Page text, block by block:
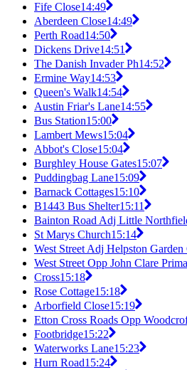
Fife Close14:49
Aberdeen Close14:49
Perth Road14:50
Dickens Drive14:51
The Danish Invader Ph14:52
Ermine Way14:53
Queen's Walk14:54
Austin Friar's Lane14:55
Bus Station15:00
Lambert Mews15:04
Abbot's Close15:04
Burghley House Gates15:07
Puddingbag Lane15:09
Barnack Cottages15:10
B1443 Bus Shelter15:11
Bainton Road Adj Little
St Marys Church15:14
West Street Adj Helpston Garden
West Street Opp John Clare
Cross15:18
Rose Cottage15:18
Arborfield Close15:19
Etton Cross Roads Opp
Footbridge15:22
Waterworks Lane15:23
Hurn Road15:24